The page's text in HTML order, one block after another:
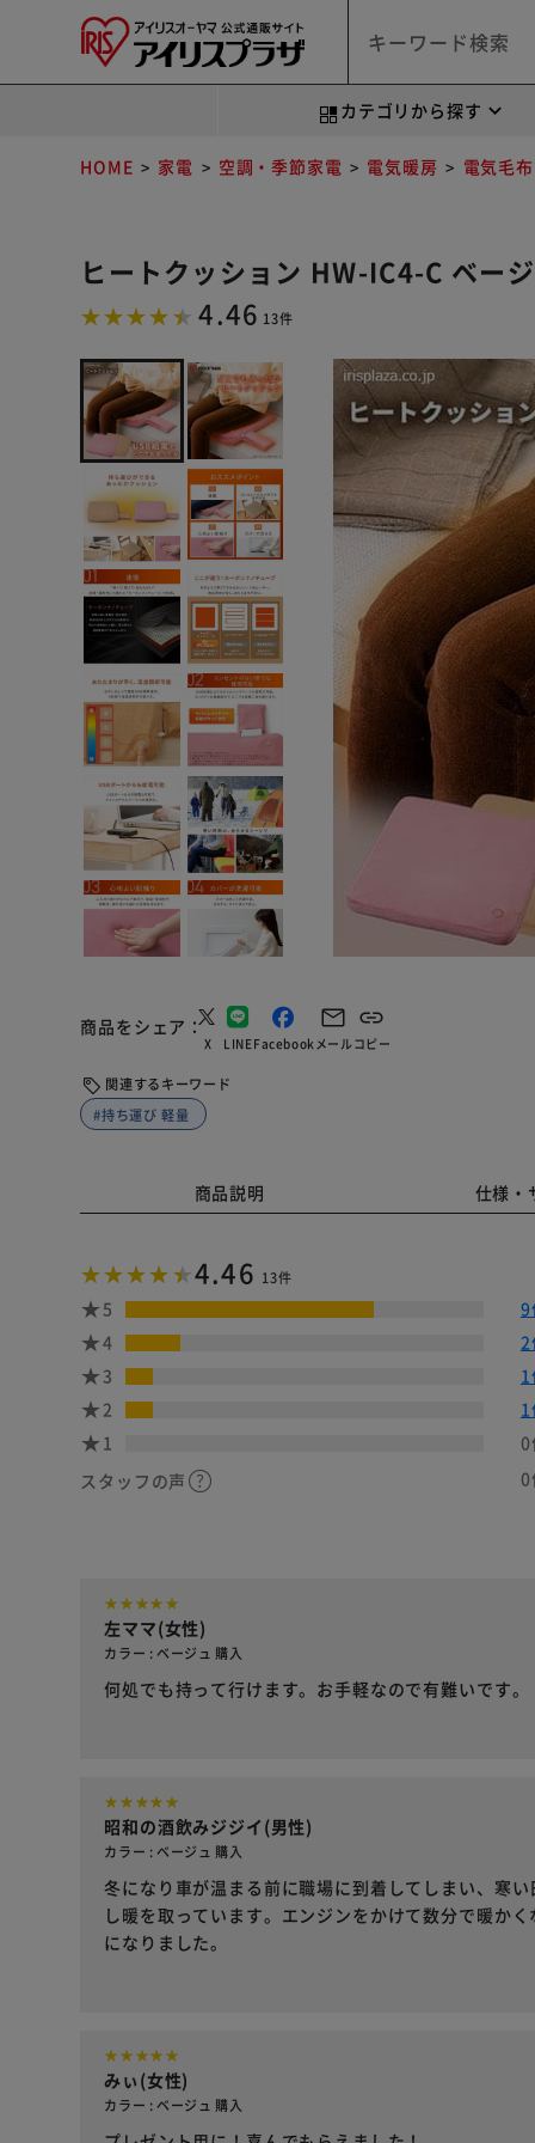
カテゴリから探す
HOME 家電 空調・季節家電 電気暖房 電気毛
ヒートクッション HW-IC4-C ベー
4.46 13件
商品をシェア
X LINEFacebook メールコピー
関連するキーワード
#持ち運び 軽量
商品説明 仕様・
4.46 13件
5
9
4
2
3
2
1
スタッフの声
左ママ(女性)
カラー : ベージュ 購入
何処でも持って行けます。お手軽なので有難いです。
昭和の酒飲みジジイ(男性)
カラー : ベージュ 購入
冬になり車が温まる前に職場に到着してしまい、寒
し暖を取っています。エンジンをかけて数分で暖か
になりました。
みぃ(女性)
カラー : ベージュ 購入